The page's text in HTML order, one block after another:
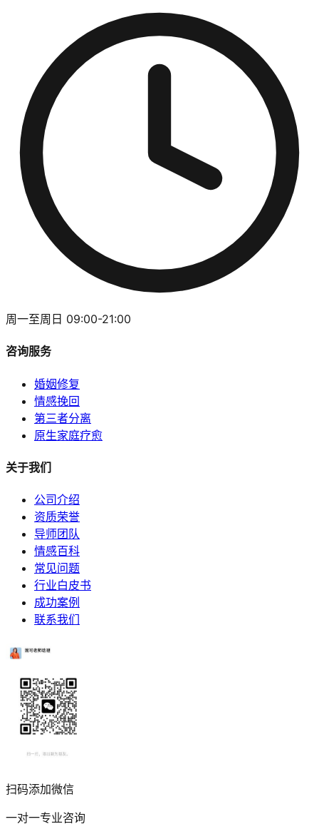
周一至周日 09:00-21:00
咨询服务
婚姻修复
情感挽回
第三者分离
原生家庭疗愈
关于我们
公司介绍
资质荣誉
导师团队
情感百科
常见问题
行业白皮书
成功案例
联系我们
扫码添加微信
一对一专业咨询